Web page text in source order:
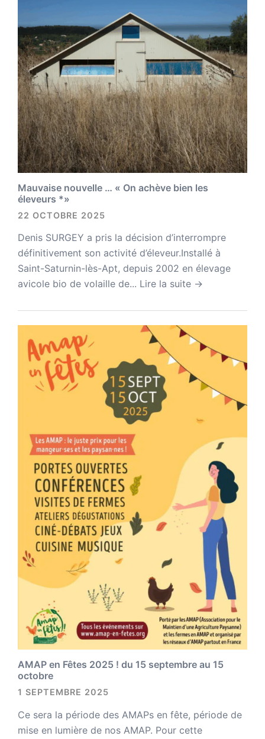
Mauvaise nouvelle … « On achève bien les
éleveurs *»
22 OCTOBRE 2025
Denis SURGEY a pris la décision d’interrompre
définitivement son activité d’éleveur.Installé à
Saint-Saturnin-lès-Apt, depuis 2002 en élevage
avicole bio de volaille de... Lire la suite →
AMAP en Fêtes 2025 ! du 15 septembre au 15
octobre
1 SEPTEMBRE 2025
Ce sera la période des AMAPs en fête, période de
mise en lumière de nos AMAP. Pour cette